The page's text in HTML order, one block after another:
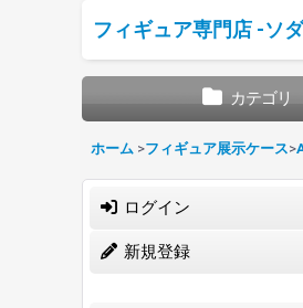
フィギュア専門店 -ソ
カテゴリ
ホーム >フィギュア展示ケース>
ログイン
新規登録